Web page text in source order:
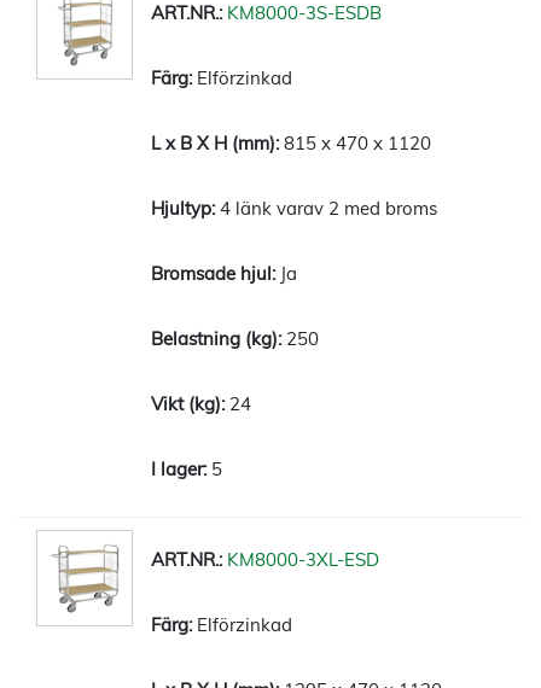
KM8000-3S-ESDB
Elförzinkad
815 x 470 x 1120
4 länk varav 2 med broms
Ja
250
24
5
KM8000-3XL-ESD
Elförzinkad